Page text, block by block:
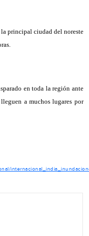
principal ciudad del noreste
en toda la región ante
a muchos lugares por